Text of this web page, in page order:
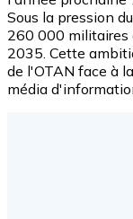
Sous la pression
260 000
2035. Cette
de l'OTAN face à
média